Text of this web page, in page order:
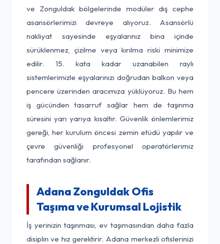
ve Zonguldak bölgelerinde modüler dış cephe
asansörlerimizi devreye alıyoruz. Asansörlü
nakliyat sayesinde eşyalarınız bina içinde
sürüklenmez, çizilme veya kırılma riski minimize
edilir. 15. kata kadar uzanabilen raylı
sistemlerimizle eşyalarınızı doğrudan balkon veya
pencere üzerinden aracımıza yüklüyoruz. Bu hem
iş gücünden tasarruf sağlar hem de taşınma
süresini yarı yarıya kısaltır. Güvenlik önlemlerimiz
gereği, her kurulum öncesi zemin etüdü yapılır ve
çevre güvenliği profesyonel operatörlerimiz
tarafından sağlanır.
Adana Zonguldak Ofis
Taşıma ve Kurumsal Lojistik
İş yerinizin taşınması, ev taşımasından daha fazla
disiplin ve hız gerektirir. Adana merkezli ofislerinizi